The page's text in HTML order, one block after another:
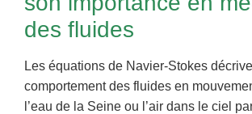
des fluides
Les équations de Navier-Stokes
comportement des fluides en
l’eau de la Seine ou l’air dans le ciel